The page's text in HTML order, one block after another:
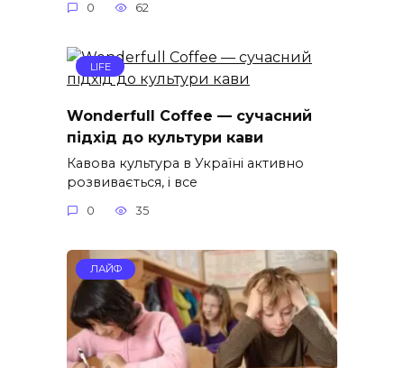
0 62
LIFE
Wonderfull Coffee — сучасний
підхід до культури кави
Кавова культура в Україні активно
розвивається, і все
0 35
ЛАЙФ